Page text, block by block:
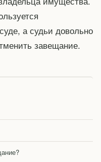
а судьи довольно
завещание.